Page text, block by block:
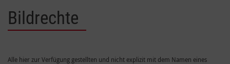
Bildrechte
Alle hier zur Verfügung gestellten und nicht explizit mit dem Namen eines